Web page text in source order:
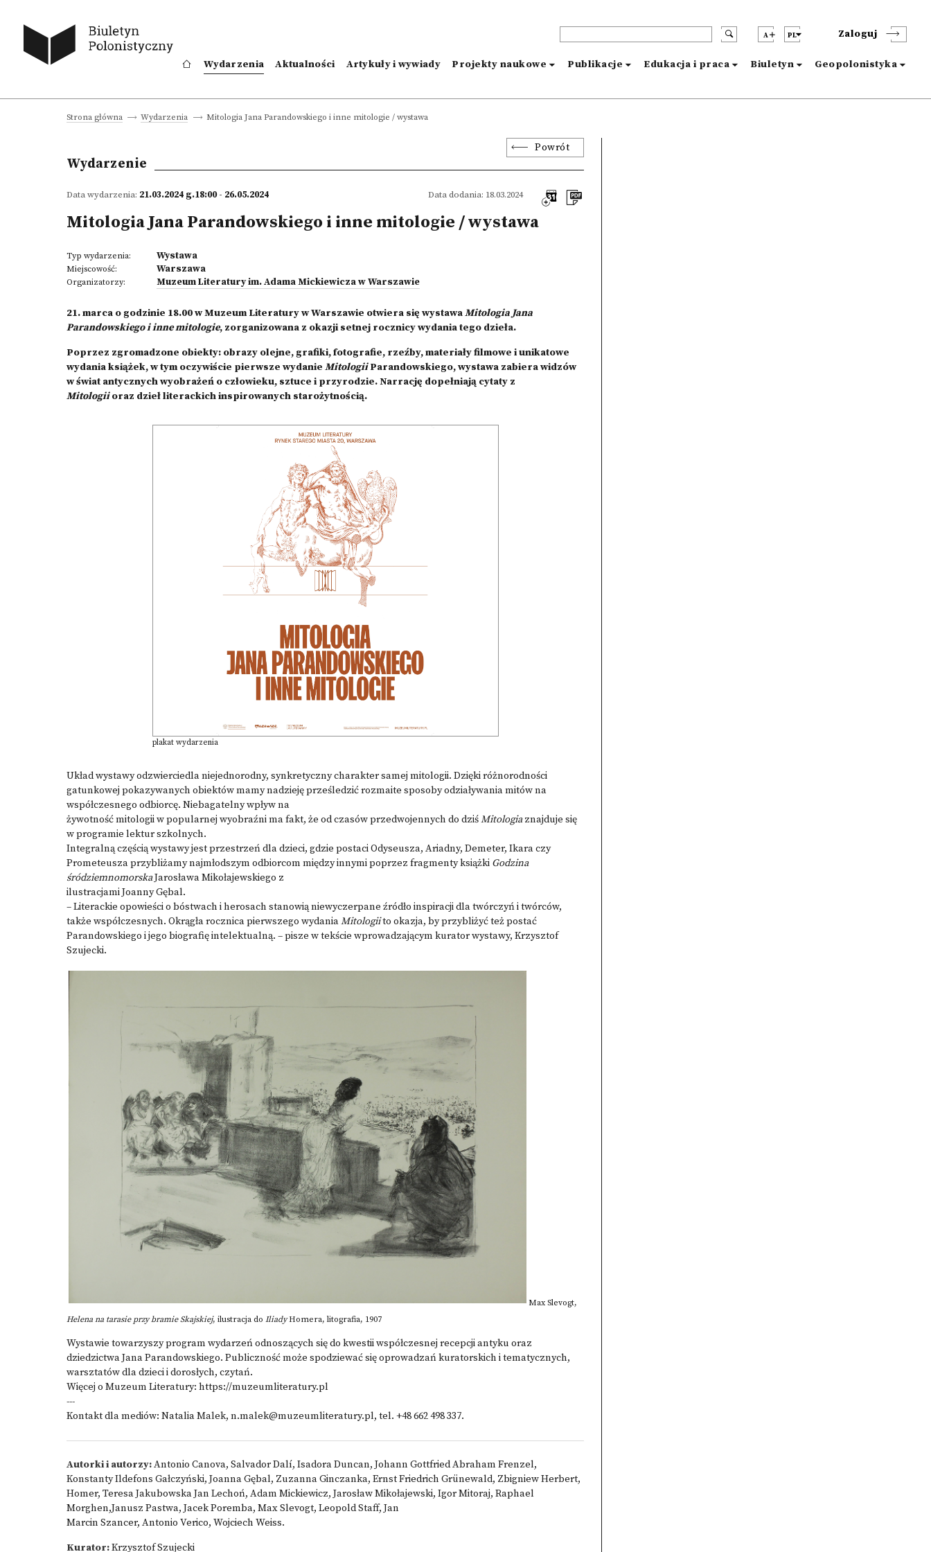
A PL Zaloguj
Wydarzenia Aktualności Artykuły i wywiady Projekty naukowe Publikacje Edukacja i praca Biuletyn Geopolonistyka
Strona główna Wydarzenia Mitologia Jana Parandowskiego i inne mitologie / wystawa
Powrót
Wydarzenie
Data wydarzenia: 21.03.2024 g.18:00 - 26.05.2024 Data dodania: 18.03.2024
Mitologia Jana Parandowskiego i inne mitologie / wystawa
Typ wydarzenia: Wystawa
Miejscowość: Warszawa
Organizatorzy: Muzeum Literatury im. Adama Mickiewicza w Warszawie
21. marca o godzinie 18.00 w Muzeum Literatury w Warszawie otwiera się wystawaMitologia Jana
Parandowskiego i inne mitologie, zorganizowana z okazji setnej rocznicy wydania tego dzieła.
Poprzez zgromadzone obiekty: obrazy olejne, grafiki, fotografie, rzeźby, materiały filmowe i unikatowe
wydania książek, w tym oczywiście pierwsze wydanie MitologiiParandowskiego, wystawa zabiera widzów
w świat antycznych wyobrażeń o człowieku, sztuce i przyrodzie. Narrację dopełniają cytaty z
Mitologiioraz dzieł literackich inspirowanych starożytnością.
plakat wydarzenia
Układ wystawy odzwierciedla niejednorodny, synkretyczny charakter samej mitologii. Dzięki różnorodności
gatunkowej pokazywanych obiektów mamy nadzieję prześledzić rozmaite sposoby odziaływania mitów na
współczesnego odbiorcę. Niebagatelny wpływ na
żywotność mitologii w popularnej wyobraźni ma fakt, że od czasów przedwojennych do dziśMitologiaznajduje się
w programie lektur szkolnych.
Integralną częścią wystawy jest przestrzeń dla dzieci, gdzie postaci Odyseusza, Ariadny, Demeter, Ikara czy
Prometeusza przybliżamy najmłodszym odbiorcom między innymi poprzez fragmenty książki Godzina
śródziemnomorskaJarosława Mikołajewskiego z
ilustracjami Joanny Gębal.
– Literackie opowieści o bóstwach i herosach stanowią niewyczerpane źródło inspiracji dla twórczyń i twórców,
także współczesnych. Okrągła rocznica pierwszego wydaniaMitologiito okazja, by przybliżyć też postać
Parandowskiego i jego biografię intelektualną. – pisze w tekście wprowadzającym kurator wystawy, Krzysztof
Szujecki.
Max Slevogt,
Helena na tarasie przy bramie Skajskiej, ilustracja do IliadyHomera, litografia, 1907
Wystawie towarzyszy program wydarzeń odnoszących się do kwestii współczesnej recepcji antyku oraz
dziedzictwa Jana Parandowskiego. Publiczność może spodziewać się oprowadzań kuratorskich i tematycznych,
warsztatów dla dzieci i dorosłych, czytań.
Więcej o Muzeum Literatury: https://muzeumliteratury.pl
---
Kontakt dla mediów: Natalia Malek, n.malek@muzeumliteratury.pl, tel. +48 662 498 337.
Autorki i autorzy:Antonio Canova, Salvador Dalí, Isadora Duncan, Johann Gottfried Abraham Frenzel,
Konstanty Ildefons Gałczyński, Joanna Gębal, Zuzanna Ginczanka, Ernst Friedrich Grünewald, Zbigniew Herbert,
Homer, Teresa Jakubowska Jan Lechoń, Adam Mickiewicz, Jarosław Mikołajewski, Igor Mitoraj, Raphael
Morghen,Janusz Pastwa, Jacek Poremba, Max Slevogt, Leopold Staff, Jan
Marcin Szancer, Antonio Verico, Wojciech Weiss.
Kurator:Krzysztof Szujecki